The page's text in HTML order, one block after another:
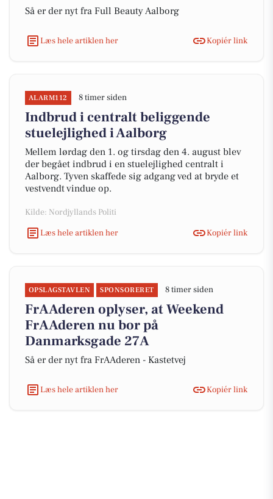
Så er der nyt fra Full Beauty Aalborg
Læs hele artiklen her Kopiér link
ALARM112 8 timer siden
Indbrud i centralt beliggende
stuelejlighed i Aalborg
Mellem lørdag den 1. og tirsdag den 4. august blev
der begået indbrud i en stuelejlighed centralt i
Aalborg. Tyven skaffede sig adgang ved at bryde et
vestvendt vindue op.
Kilde: Nordjyllands Politi
Læs hele artiklen her
Kopiér link
OPSLAGSTAVLEN SPONSORERET 8 timer siden
FrAAderen oplyser, at Weekend
FrAAderen nu bor på
Danmarksgade 27A
Så er der nyt fra FrAAderen - Kastetvej
Læs hele artiklen her Kopiér link